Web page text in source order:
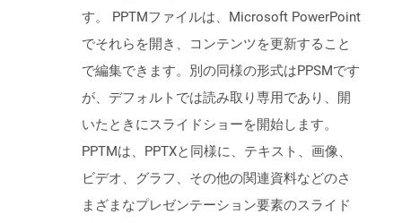
す。 PPTMファイルは、Microsoft PowerPoint
でそれらを開き、コンテンツを更新すること
で編集できます。別の同様の形式はPPSMです
が、デフォルトでは読み取り専用であり、開
いたときにスライドショーを開始します。
PPTMは、PPTXと同様に、テキスト、画像、
ビデオ、グラフ、その他の関連資料などのさ
まざまなプレゼンテーション要素のスライド